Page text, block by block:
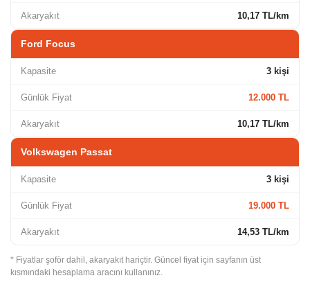
Akaryakıt 10,17 TL/km
Ford Focus
Kapasite 3 kişi
Günlük Fiyat 12.000 TL
Akaryakıt 10,17 TL/km
Volkswagen Passat
Kapasite 3 kişi
Günlük Fiyat 19.000 TL
Akaryakıt 14,53 TL/km
* Fiyatlar şoför dahil, akaryakıt hariçtir. Güncel fiyat için sayfanın üst
kısmındaki hesaplama aracını kullanınız.